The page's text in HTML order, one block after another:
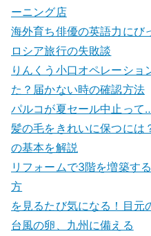
ーニング店
海外育ち俳優の英語力にび
ロシア旅行の失敗談
りんくう小口オペレーショ
た？届かない時の確認方法
パルコが夏セール中止っ
髪の毛をきれいに保つには
の基本を解説
リフォームで3階を増築す
方
を見るたび気になる！目元
台風の卵、九州に備える